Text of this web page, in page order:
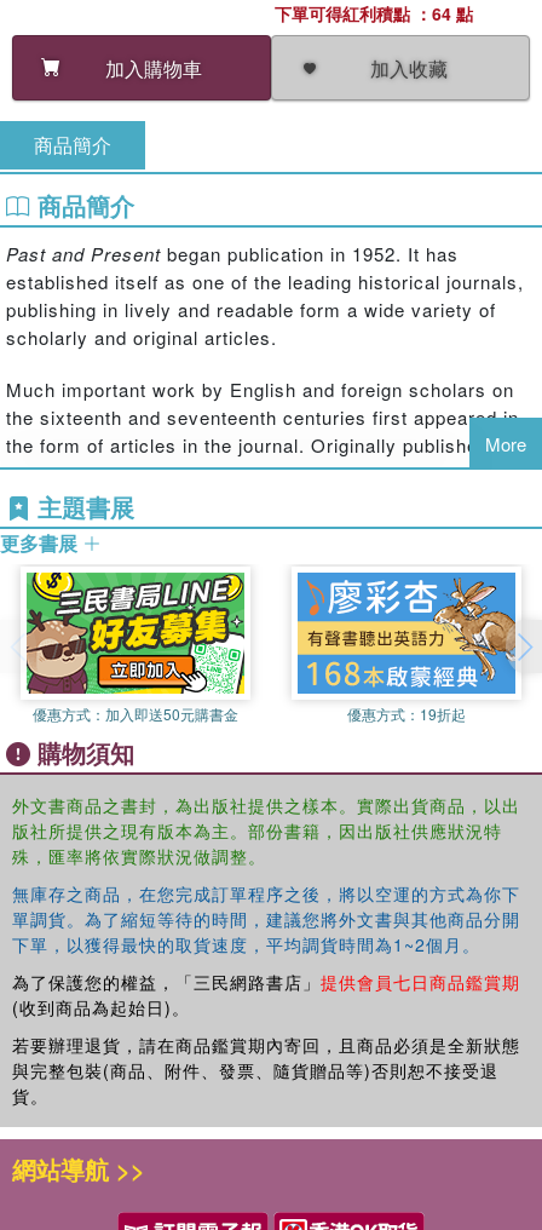
加入購物車 加入收藏
下單可得紅利積點 ：64 點
商品簡介
商品簡介
Past and Present began publication in 1952. It has
established itself as one of the leading historical journals,
publishing in lively and readable form a wide variety of
scholarly and original articles.
Much important work by English and foreign scholars on
the sixteenth and seventeenth centuries first appeared in
the form of articles in the journal. Originally published in
1965, this collection brings together a broad selection of
these articles which have much common ground in the
questions they discuss. Together they cover many
aspects of crisis and change in most European countries
– in society, government, economics, religion and
education. The book will be welcomed by all interested in
this much debated period.
More
主題書展
更多書展
優惠方式： 加入即送50元購書金 優惠方式： 19折起
購物須知
外文書商品之書封，為出版社提供之樣本。實際出貨商品，以出
版社所提供之現有版本為主。部份書籍，因出版社供應狀況特
殊，匯率將依實際狀況做調整。
無庫存之商品，在您完成訂單程序之後，將以空運的方式為你下
單調貨。為了縮短等待的時間，建議您將外文書與其他商品分開
下單，以獲得最快的取貨速度，平均調貨時間為1~2個月。
為了保護您的權益，「三民網路書店」 提供會員七日商品鑑賞期
(收到商品為起始日)。
若要辦理退貨，請在商品鑑賞期內寄回，且商品必須是全新狀態
與完整包裝(商品、附件、發票、隨貨贈品等)否則恕不接受退
貨。
網站導航 >>